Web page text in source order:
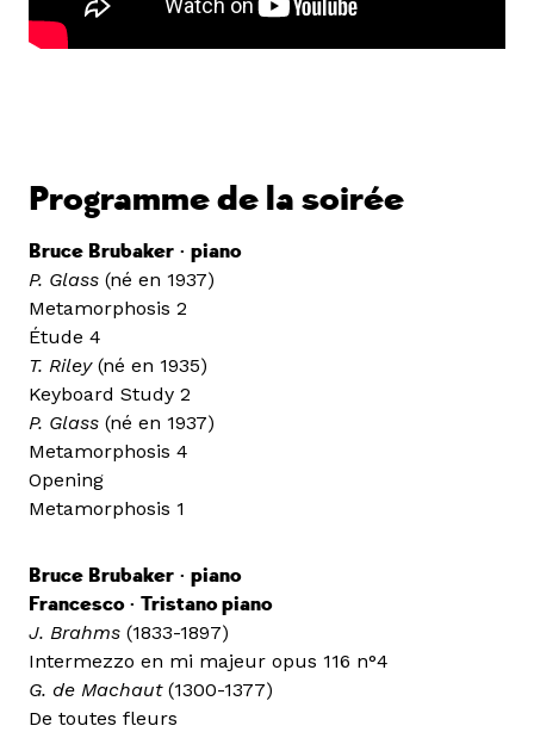
Programme de la soirée
Bruce Brubaker • piano
P. Glass (né en 1937)
Metamorphosis 2
Étude 4
T. Riley(né en 1935)
Keyboard Study 2
P. Glass (né en 1937)
Metamorphosis 4
Opening
Metamorphosis 1
Bruce Brubaker • piano
Francesco • Tristano piano
J. Brahms (1833-1897)
Intermezzo en mi majeur opus 116 n°4
G. de Machaut(1300-1377)
De toutes fleurs